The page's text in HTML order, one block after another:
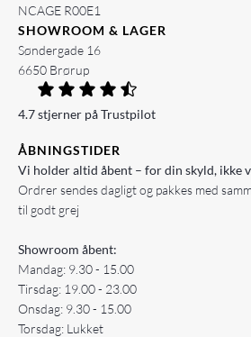
NCAGE R00E1
SHOWROOM & LAGER
Søndergade 16
6650 Brørup
4.7 stjerner på Trustpilot
ÅBNINGSTIDER
Vi holder altid åbent – for din skyld, ikke
Ordrer sendes dagligt og pakkes med
til godt grej
Showroom åbent:
Mandag: 9.30 - 15.00
Tirsdag: 19.00 - 23.00
Onsdag: 9.30 - 15.00
Torsdag: Lukket